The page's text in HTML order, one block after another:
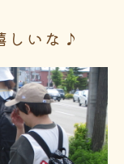
しいな♪